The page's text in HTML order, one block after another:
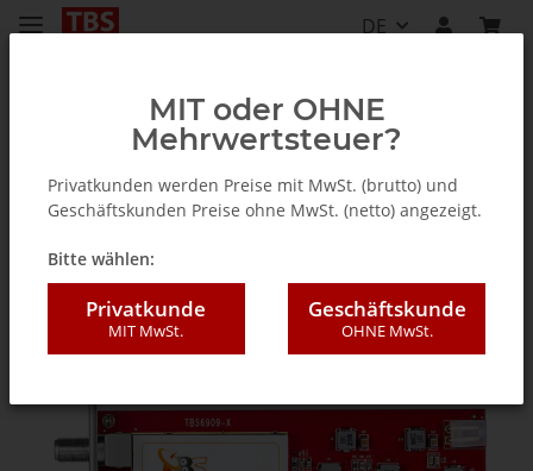
DE
TV Tuner für PC (intern / extern)
MIT oder OHNE
Mehrwertsteuer?
Privatkunden werden Preise mit MwSt. (brutto) und
Geschäftskunden Preise ohne MwSt. (netto) angezeigt.
Bitte wählen:
Privatkunde
MIT MwSt.
Geschäftskunde
OHNE MwSt.